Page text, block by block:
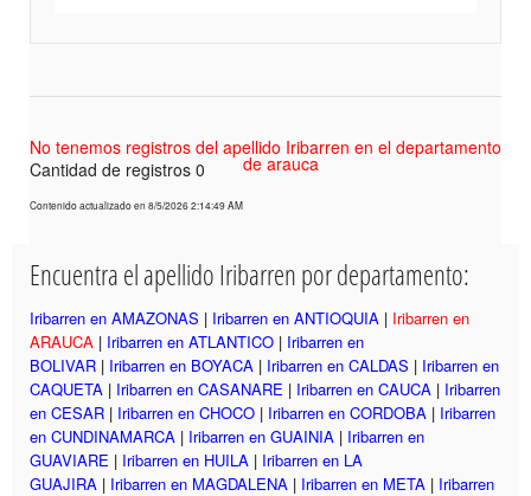
No tenemos registros del apellido Iribarren en el departamento
de arauca
Cantidad de registros 0
Contenido actualizado en 8/5/2026 2:14:49 AM
Encuentra el apellido Iribarren por departamento:
Iribarren en AMAZONAS | Iribarren en ANTIOQUIA | Iribarren en
ARAUCA | Iribarren en ATLANTICO | Iribarren en
BOLIVAR | Iribarren en BOYACA | Iribarren en CALDAS | Iribarren en
CAQUETA | Iribarren en CASANARE | Iribarren en CAUCA | Iribarren
en CESAR | Iribarren en CHOCO | Iribarren en CORDOBA | Iribarren
en CUNDINAMARCA | Iribarren en GUAINIA | Iribarren en
GUAVIARE | Iribarren en HUILA | Iribarren en LA
GUAJIRA | Iribarren en MAGDALENA | Iribarren en META | Iribarren